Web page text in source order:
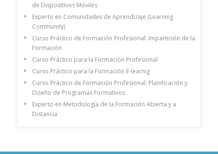
de Dispositivos Móviles
Experto en Comunidades de Aprendizaje (Learning
Community)
Curso Práctico de Formación Profesional: Impartición de la
Formación
Curso Práctico para la Formación Profesional
Curso Práctico para la Formación E-learnig
Curso Práctico de Formación Profesional: Planificación y
Diseño de Programas Formativos
Experto en Metodología de la Formación Abierta y a
Distancia